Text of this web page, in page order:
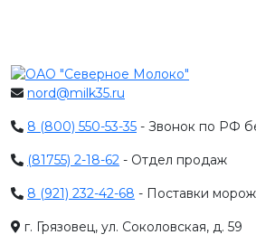
nord@milk35.ru
8 (800) 550-53-35 - Звонок по РФ
(81755) 2-18-62 - Отдел продаж
8 (921) 232-42-68 - Поставки
г. Грязовец, ул. Соколовская, д. 59